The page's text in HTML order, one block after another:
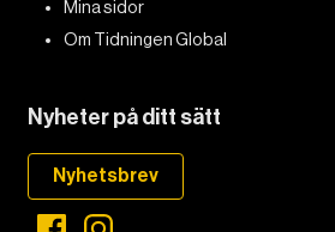
Mina sidor
Om Tidningen Global
Nyheter på ditt sätt
Nyhetsbrev